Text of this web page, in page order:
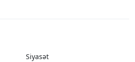
Siyasət